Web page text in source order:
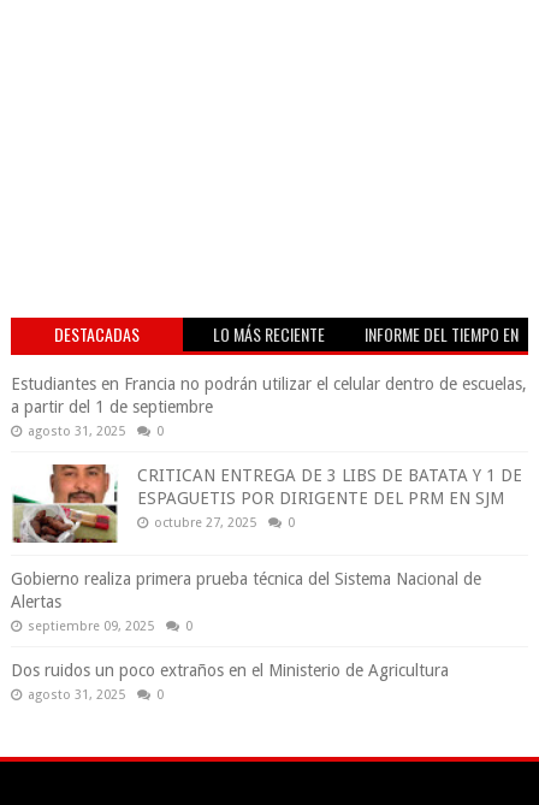
DESTACADAS LO MÁS RECIENTE
INFORME DEL TIEMPO EN
Estudiantes en Francia no podrán utilizar el celular dentro de escuelas,
a partir del 1 de septiembre
agosto 31, 2025 0
CRITICAN ENTREGA DE 3 LIBS DE BATATA Y 1 DE
ESPAGUETIS POR DIRIGENTE DEL PRM EN SJM
octubre 27, 2025 0
Gobierno realiza primera prueba técnica del Sistema Nacional de
Alertas
septiembre 09, 2025 0
Dos ruidos un poco extraños en el Ministerio de Agricultura
agosto 31, 2025 0